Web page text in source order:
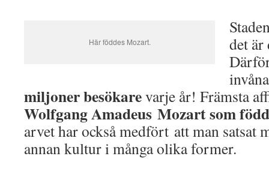
Här föddes Mozart.
det är
miljoner besökarevarje år! Främsta
Wolfgang Amadeus Mozart som
arvet har också medfört att man satsat
annan kultur i många olika former.